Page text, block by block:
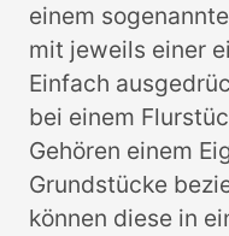
einem
mit jeweils einer
Einfach
bei einem
Gehören einem
Grundstücke
können diese in